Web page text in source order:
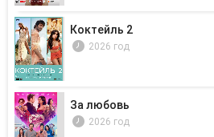
Коктейль 2
2026 год
За любовь
2026 год